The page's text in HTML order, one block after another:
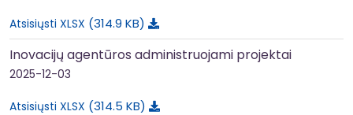
Atsisiųsti XLSX 314.9 KB
Inovacijų agentūros administruojami projektai
2025-12-03
Atsisiųsti XLSX 314.5 KB